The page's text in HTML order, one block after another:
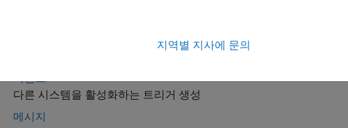
다른 시스템을 활성화하는 트리거 생성
메시지
지역별 지사에 문의